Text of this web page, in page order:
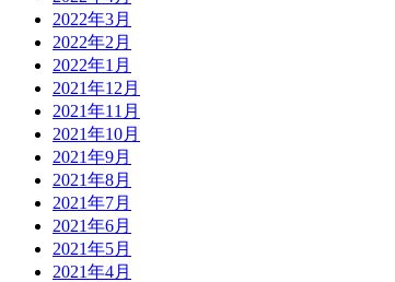
2022年3月
2022年2月
2022年1月
2021年12月
2021年11月
2021年10月
2021年9月
2021年8月
2021年7月
2021年6月
2021年5月
2021年4月